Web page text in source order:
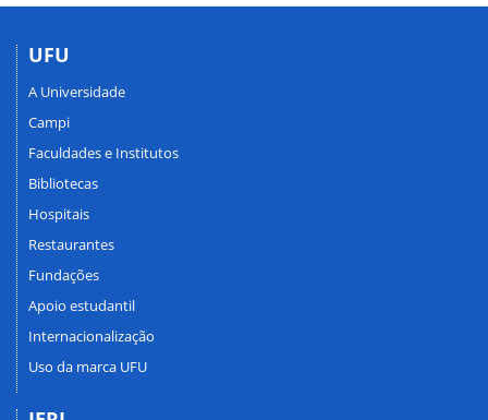
UFU
A Universidade
Campi
Faculdades e Institutos
Bibliotecas
Hospitais
Restaurantes
Fundações
Apoio estudantil
Internacionalização
Uso da marca UFU